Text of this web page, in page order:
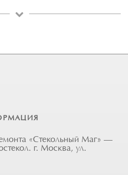
«Стекольный Маг» —
г. Москва, ул.